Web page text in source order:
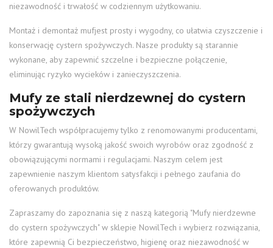
niezawodność i trwałość w codziennym użytkowaniu.
Montaż i demontaż mufjest prosty i wygodny, co ułatwia czyszczenie i
konserwację cystern spożywczych. Nasze produkty są starannie
wykonane, aby zapewnić szczelne i bezpieczne połączenie,
eliminując ryzyko wycieków i zanieczyszczenia.
Mufy ze stali nierdzewnej do cystern
spożywczych
W NowilTech współpracujemy tylko z renomowanymi producentami,
którzy gwarantują wysoką jakość swoich wyrobów oraz zgodność z
obowiązującymi normami i regulacjami. Naszym celem jest
zapewnienie naszym klientom satysfakcji i pełnego zaufania do
oferowanych produktów.
Zapraszamy do zapoznania się z naszą kategorią "Mufy nierdzewne
do cystern spożywczych" w sklepie NowilTech i wybierz rozwiązania,
które zapewnią Ci bezpieczeństwo, higienę oraz niezawodność w